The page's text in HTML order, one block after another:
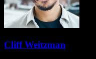
Cliff Weitzman